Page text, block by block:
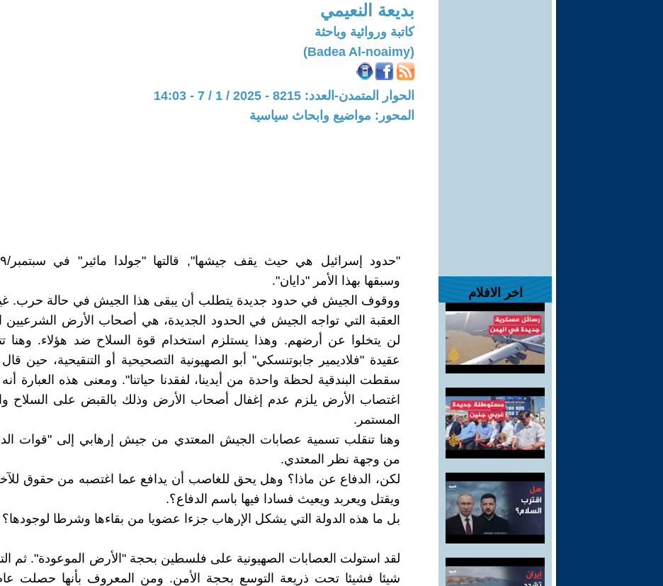
اخر الافلام
بديعة النعيمي
كاتبة وروائية وباحثة
(Badea Al-noaimy)
الحوار المتمدن-العدد: 8215 - 2025 / 1 / 7 - 14:03
المحور: مواضيع وابحاث سياسية
وسبقها بهذا الأمر "دايان".
ووقوف الجيش في حدود جديدة يتطلب أن يبقى هذا الجيش في حالة حرب.
العقبة التي تواجه الجيش في الحدود الجديدة، هي أصحاب الأرض الشرعيين
لن يتخلوا عن أرضهم. وهذا يستلزم استخدام قوة السلاح ضد هؤلاء. وهنا
عقيدة "فلاديمير جابوتنسكي" أبو الصهيونية التصحيحية أو التنقيحية، حين
سقطت البندقية لحظة واحدة من أيدينا، لفقدنا حياتنا". ومعنى هذه العبارة
اغتصاب الأرض يلزم عدم إغفال أصحاب الأرض وذلك بالقبض على السلاح
المستمر.
وهنا تنقلب تسمية عصابات الجيش المعتدي من جيش إرهابي إلى "قوات
من وجهة نظر المعتدي.
لكن، الدفاع عن ماذا؟ وهل يحق للغاصب أن يدافع عما اغتصبه من حقوق
ويقتل ويعربد ويعيث فسادا فيها باسم الدفاع؟.
بل ما هذه الدولة التي يشكل الإرهاب جزءا عضويا من بقاءها وشرطا لوجودها؟
لقد استولت العصابات الصهيونية على فلسطين بحجة "الأرض الموعودة". ثم